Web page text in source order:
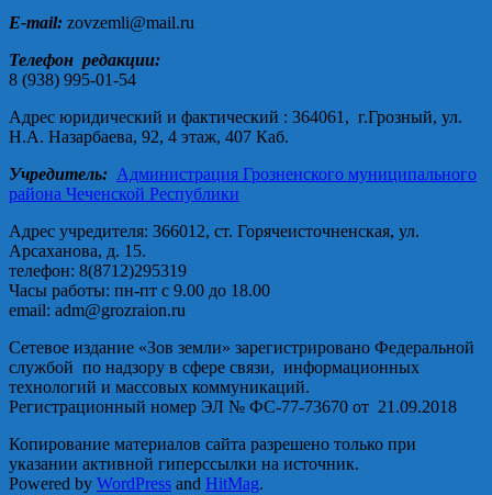
E-mail: zovzemli@mail.ru
Телефон редакции:
8 (938) 995-01-54
Адрес юридический и фактический : 364061, г.Грозный, ул.
Н.А. Назарбаева, 92, 4 этаж, 407 Каб.
Учредитель: Администрация Грозненского муниципального
района Чеченской Республики
Адрес учредителя: 366012, ст. Горячеисточненская, ул.
Арсаханова, д. 15.
телефон: 8(8712)295319
Часы работы: пн-пт с 9.00 до 18.00
email: adm@grozraion.ru
Сетевое издание «Зов земли» зарегистрировано Федеральной
службой по надзору в сфере связи, информационных
технологий и массовых коммуникаций.
Регистрационный номер ЭЛ № ФС-77-73670 от 21.09.2018
Копирование материалов сайта разрешено только при
указании активной гиперссылки на источник.
Powered by WordPress and HitMag.